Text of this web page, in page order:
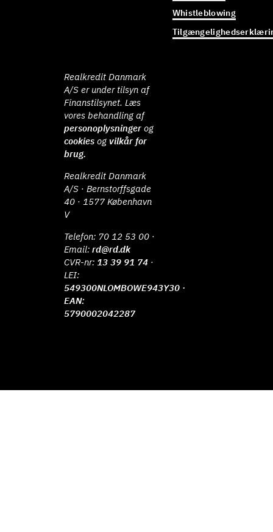
Whistleblowing
Realkredit Danmark
A/S er under tilsyn af
Finanstilsynet. Læs
vores behandling af
personoplysninger og
cookies ogvilkår for
brug.
Realkredit Danmark
A/S · Bernstorffsgade
40 · 1577 København
V
Telefon: 70 12 53 00 ·
Email:rd@rd.dk
CVR-nr: 13 39 91 74 ·
LEI:
549300NLOMBOWE943Y30 ·
EAN:
5790002042287